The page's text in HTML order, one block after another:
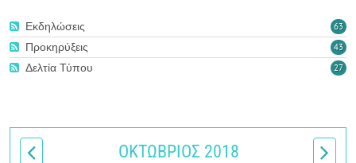
63
Εκδηλώσεις
43
Προκηρύξεις
27
Δελτία Τύπου
ΟΚΤΏΒΡΙΟΣ 2018